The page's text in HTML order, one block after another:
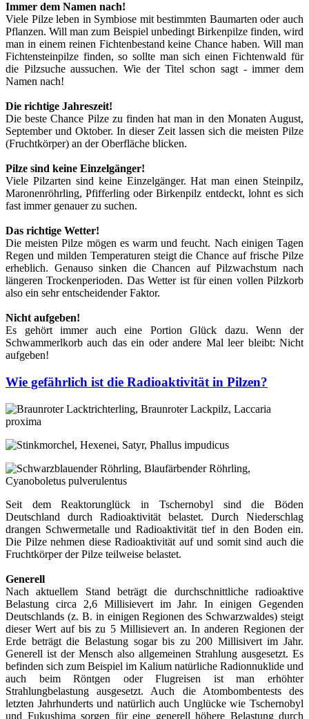
Immer dem Namen nach!
Viele Pilze leben in Symbiose mit bestimmten Baumarten oder auch
Pflanzen. Will man zum Beispiel unbedingt Birkenpilze finden, wird
man in einem reinen Fichtenbestand keine Chance haben. Will man
Fichtensteinpilze finden, so sollte man sich einen Fichtenwald für
die Pilzsuche aussuchen. Wie der Titel schon sagt - immer dem
Namen nach!
Die richtige Jahreszeit!
Die beste Chance Pilze zu finden hat man in den Monaten August,
September und Oktober. In dieser Zeit lassen sich die meisten Pilze
(Fruchtkörper) an der Oberfläche blicken.
Pilze sind keine Einzelgänger!
Viele Pilzarten sind keine Einzelgänger. Hat man einen Steinpilz,
Maronenröhrling, Pfifferling oder Birkenpilz entdeckt, lohnt es sich
fast immer genauer zu suchen.
Das richtige Wetter!
Die meisten Pilze mögen es warm und feucht. Nach einigen Tagen
Regen und milden Temperaturen steigt die Chance auf frische Pilze
erheblich. Genauso sinken die Chancen auf Pilzwachstum nach
längeren Trockenperioden. Das Wetter ist für einen vollen Pilzkorb
also ein sehr entscheidender Faktor.
Nicht aufgeben!
Es gehört immer auch eine Portion Glück dazu. Wenn der
Schwammerlkorb auch das ein oder andere Mal leer bleibt: Nicht
aufgeben!
Wie gefährlich ist die Radioaktivität in Pilzen?
Seit dem Reaktorunglück in Tschernobyl sind die Böden
Deutschland durch Radioaktivität belastet. Durch Niederschlag
drangen Schwermetalle und Radioaktivität tief in den Boden ein.
Die Pilze nehmen diese Radioaktivität auf und somit sind auch die
Fruchtkörper der Pilze teilweise belastet.
Generell
Nach aktuellem Stand beträgt die durchschnittliche radioaktive
Belastung circa 2,6 Millisievert im Jahr. In einigen Gegenden
Deutschlands (z. B. in einigen Regionen des Schwarzwaldes) steigt
dieser Wert auf bis zu 5 Millisievert an. In anderen Regionen der
Erde beträgt die Belastung sogar bis zu 200 Millisivert im Jahr.
Generell ist der Mensch also allgemeinen Strahlung ausgesetzt. Es
befinden sich zum Beispiel im Kalium natürliche Radionnuklide und
auch beim Röntgen oder Flugreisen ist man erhöhter
Strahlungbelastung ausgesetzt. Auch die Atombombentests des
letzten Jahrhunderts und natürlich auch Unglücke wie Tschernobyl
und Fukushima sorgen für eine generell höhere Belastung durch